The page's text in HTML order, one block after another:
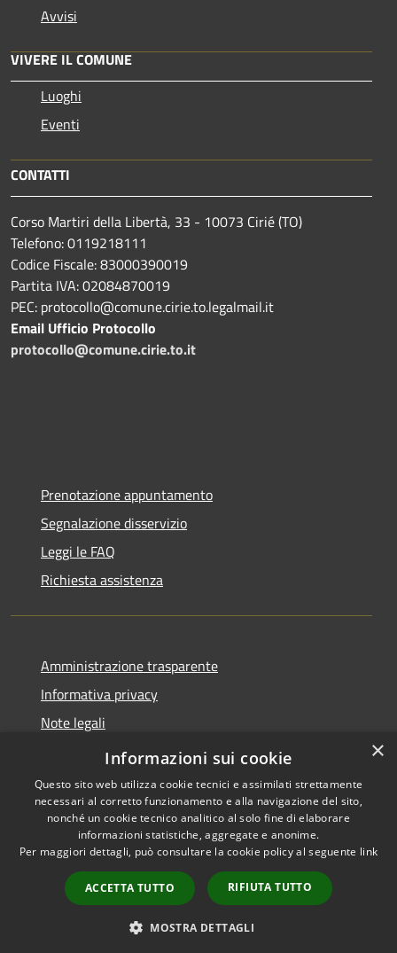
Avvisi
VIVERE IL COMUNE
Luoghi
Eventi
CONTATTI
Corso Martiri della Libertà, 33 - 10073 Cirié (TO)
Telefono: 0119218111
Codice Fiscale: 83000390019
Partita IVA: 02084870019
PEC: protocollo@comune.cirie.to.legalmail.it
Email Ufficio Protocollo
protocollo@comune.cirie.to.it
Prenotazione appuntamento
Segnalazione disservizio
Leggi le FAQ
Richiesta assistenza
Amministrazione trasparente
Informativa privacy
Note legali
Dichiarazione di accessibilità
Accessibilità
Copyright © 2026 • Città di
Cirié • Powered by
Municipium•
Accesso
redazione
×
Informazioni sui cookie
Questo sito web utilizza cookie tecnici e assimilati strettamente
necessari al corretto funzionamento e alla navigazione del sito,
nonché un cookie tecnico analitico al solo fine di elaborare
informazioni statistiche, aggregate e anonime.
Per maggiori dettagli, può consultare la cookie policy al seguente link
ACCETTA TUTTO RIFIUTA TUTTO
MOSTRA DETTAGLI